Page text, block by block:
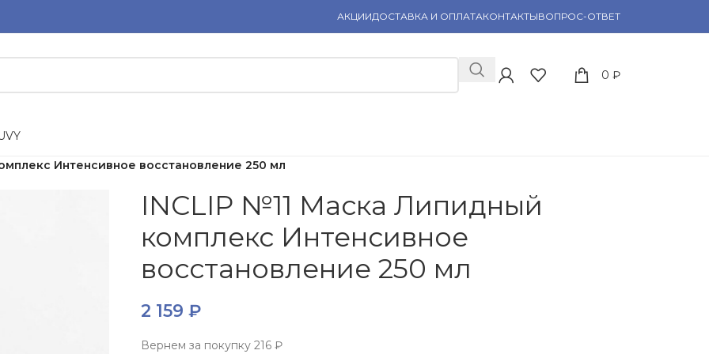
АКЦИИДОСТАВКА И ОПЛАТАКОНТАКТЫВОПРОС-ОТВЕТ
0 ₽
VY
Интенсивное восстановление 250 мл
INCLIP №11 Маска Липидный
комплекс Интенсивное
восстановление 250 мл
2 159 ₽
Вернем за покупку216 ₽